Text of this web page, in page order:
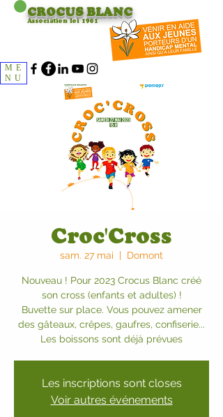
CROCUSBLANC
Association loi 1901
ME
NU
Croc'Cross
sam. 27 mai
  |
Domont
Nouveau ! Pour 2023 Crocus Blanc créé
son cross (enfants et adultes) !
Buvette sur place. Vous pouvez amener
des gâteaux, crêpes, gaufres, confiserie...
Les boissons sont déjà prévues
Les inscriptions sont closes
Voir autres événements